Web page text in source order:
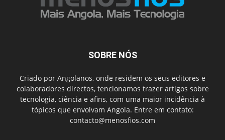
SOBRE NÓS
Criado por Angolanos, onde residem os seus editores e
colaboradores directos, tencionamos trazer artigos sobre
tecnologia, ciência e afins, com uma maior incidência à
tópicos que envolvam Angola. Entre em contato:
contacto@menosfios.com